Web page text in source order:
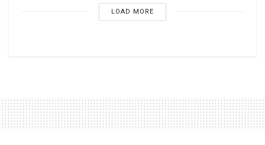
LOAD MORE